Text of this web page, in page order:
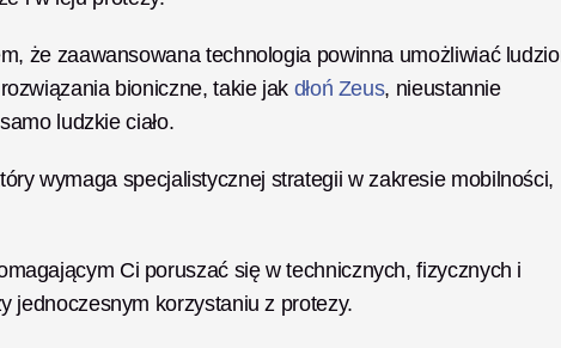
że zaawansowana technologia powinna umożliwiać
bioniczne, takie jak dłoń Zeus, nieustannie
ludzkie ciało.
wymaga specjalistycznej strategii w zakresie mobilności,
Ci poruszać się w technicznych, fizycznych i
jednoczesnym korzystaniu z protezy.